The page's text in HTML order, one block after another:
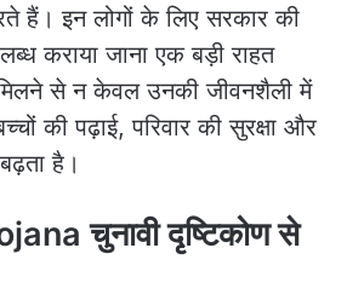
हैं। इन लोगों के लिए सरकार की
कराया जाना एक बड़ी राहत
मिलने से न केवल उनकी जीवनशैली में
की पढ़ाई, परिवार की सुरक्षा और
है।
चुनावी दृष्टिकोण से